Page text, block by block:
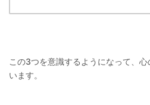
この3つを意識するようになって、
います。